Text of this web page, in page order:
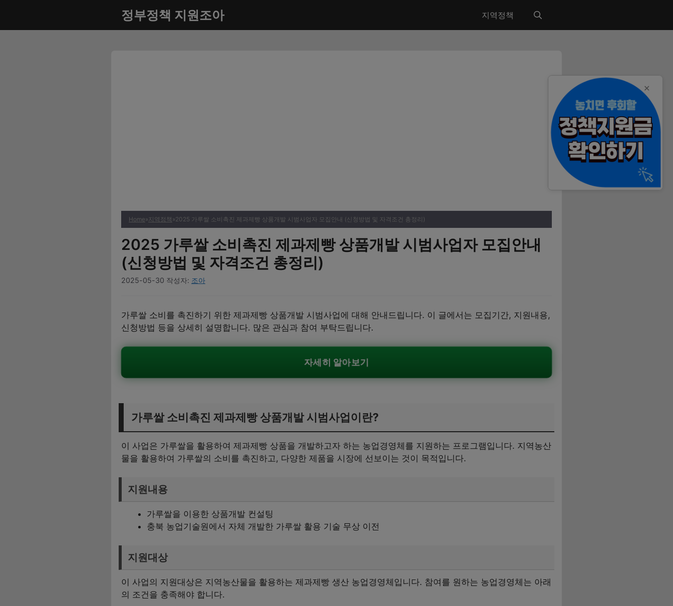
츠
정부정책 지원조아 지역정책
Home»지역정책 »2025 가루쌀 소비촉진 제과제빵 상품개발 시범사업자 모집안내 (신청방법 및 자격조건 총정리)
2025 가루쌀 소비촉진 제과제빵 상품개발 시범사업자 모집안내
(신청방법 및 자격조건 총정리)
2025-05-30 작성자: 조아
가루쌀 소비를 촉진하기 위한 제과제빵 상품개발 시범사업에 대해 안내드립니다. 이 글에서는 모집기간, 지원내용,
신청방법 등을 상세히 설명합니다. 많은 관심과 참여 부탁드립니다.
자세히 알아보기
가루쌀 소비촉진 제과제빵 상품개발 시범사업이란?
이 사업은 가루쌀을 활용하여 제과제빵 상품을 개발하고자 하는 농업경영체를 지원하는 프로그램입니다. 지역농산
물을 활용하여 가루쌀의 소비를 촉진하고, 다양한 제품을 시장에 선보이는 것이 목적입니다.
지원내용
가루쌀을 이용한 상품개발 컨설팅
충북 농업기술원에서 자체 개발한 가루쌀 활용 기술 무상 이전
지원대상
이 사업의 지원대상은 지역농산물을 활용하는 제과제빵 생산 농업경영체입니다. 참여를 원하는 농업경영체는 아래
의 조건을 충족해야 합니다.
✕